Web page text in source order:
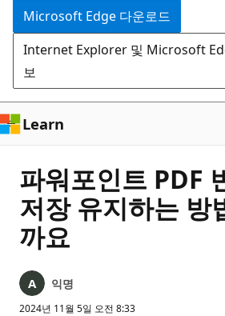
건
너
뛰
기
Microsoft Edge 다운로드
Internet Explorer 및 Microsoft
보
Learn
파워포인트 PDF
저장 유지하는 방
까요
익명
2024년 11월 5일 오전 8:33